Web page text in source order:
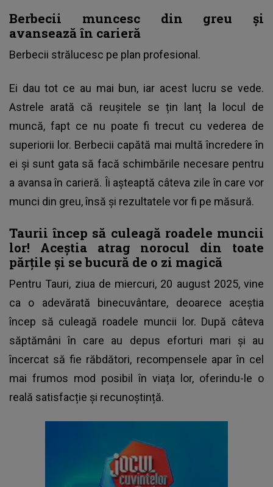
Berbecii muncesc din greu și
avansează în carieră
Berbecii strălucesc pe plan profesional.
Ei dau tot ce au mai bun, iar acest lucru se vede.
Astrele arată că reușitele se țin lanț la locul de
muncă, fapt ce nu poate fi trecut cu vederea de
superiorii lor. Berbecii capătă mai multă încredere în
ei și sunt gata să facă schimbările necesare pentru
a avansa în carieră. Îi așteaptă câteva zile în care vor
munci din greu, însă și rezultatele vor fi pe măsură.
Taurii încep să culeagă roadele muncii
lor! Aceștia atrag norocul din toate
părțile și se bucură de o zi magică
Pentru Tauri, ziua de miercuri, 20 august 2025, vine
ca o adevărată binecuvântare, deoarece aceștia
încep să culeagă roadele muncii lor. După câteva
săptămâni în care au depus eforturi mari și au
încercat să fie răbdători, recompensele apar în cel
mai frumos mod posibil în viața lor, oferindu-le o
reală satisfacție și recunoștință.